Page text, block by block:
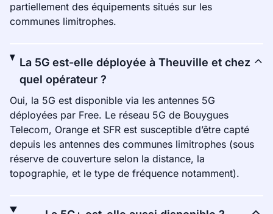
partiellement des équipements situés sur les
communes limitrophes.
La 5G est-elle déployée à Theuville et chez
quel opérateur ?
Oui, la 5G est disponible via les antennes 5G
déployées par Free. Le réseau 5G de Bouygues
Telecom, Orange et SFR est susceptible d’être capté
depuis les antennes des communes limitrophes (sous
réserve de couverture selon la distance, la
topographie, et le type de fréquence notamment).